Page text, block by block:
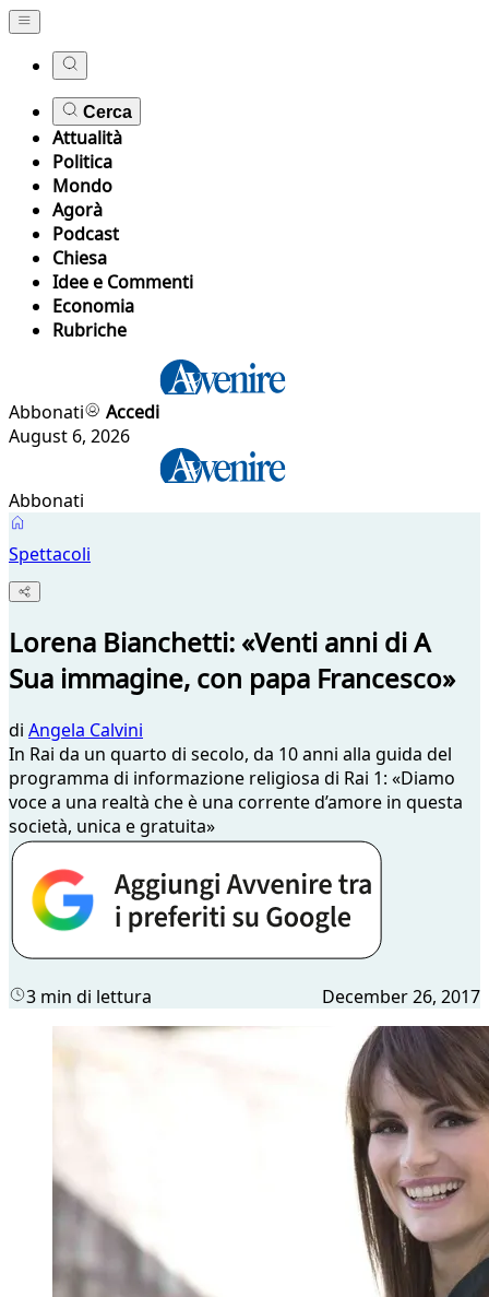
Cerca
Attualità
Politica
Mondo
Agorà
Podcast
Chiesa
Idee e Commenti
Economia
Rubriche
Abbonati
Accedi
August 6, 2026
Abbonati
Spettacoli
Lorena Bianchetti: «Venti anni di A
Sua immagine, con papa Francesco»
di Angela Calvini
In Rai da un quarto di secolo, da 10 anni alla guida del
programma di informazione religiosa di Rai 1: «Diamo
voce a una realtà che è una corrente d’amore in questa
società, unica e gratuita»
3 min di lettura December 26, 2017